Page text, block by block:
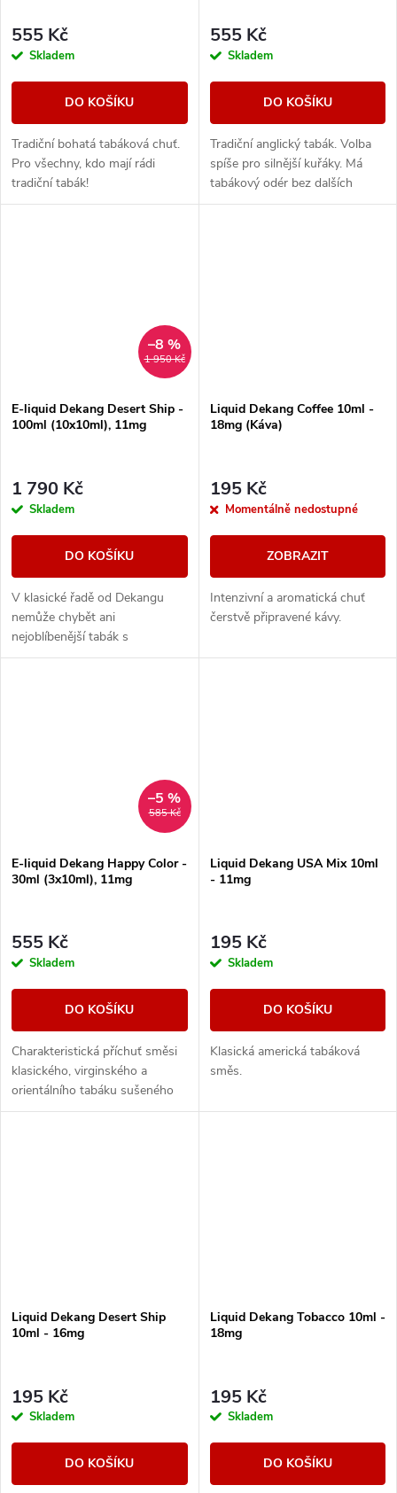
555 Kč
Skladem
DO KOŠÍKU
Tradiční bohatá tabáková chuť.
Pro všechny, kdo mají rádi
tradiční tabák!
555 Kč
Skladem
DO KOŠÍKU
Tradiční anglický tabák. Volba
spíše pro silnější kuřáky. Má
tabákový odér bez dalších
aromatických prvků.
1 950 Kč
–8 %
E-liquid Dekang Desert Ship -
100ml (10x10ml), 11mg
1 790 Kč
Skladem
DO KOŠÍKU
V klasické řadě od Dekangu
nemůže chybět ani
nejoblíbenější tabák s
legendárním velbloudem.
Liquid Dekang Coffee 10ml -
18mg (Káva)
195 Kč
Momentálně nedostupné
ZOBRAZIT
Intenzivní a aromatická chuť
čerstvě připravené kávy.
585 Kč
–5 %
E-liquid Dekang Happy Color -
30ml (3x10ml), 11mg
555 Kč
Skladem
DO KOŠÍKU
Charakteristická příchuť směsi
klasického, virginského a
orientálního tabáku sušeného
žárem slunce.
Liquid Dekang USA Mix 10ml
- 11mg
195 Kč
Skladem
DO KOŠÍKU
Klasická americká tabáková
směs.
Liquid Dekang Desert Ship
10ml - 16mg
195 Kč
Skladem
DO KOŠÍKU
Liquid Dekang Tobacco 10ml -
18mg
195 Kč
Skladem
DO KOŠÍKU